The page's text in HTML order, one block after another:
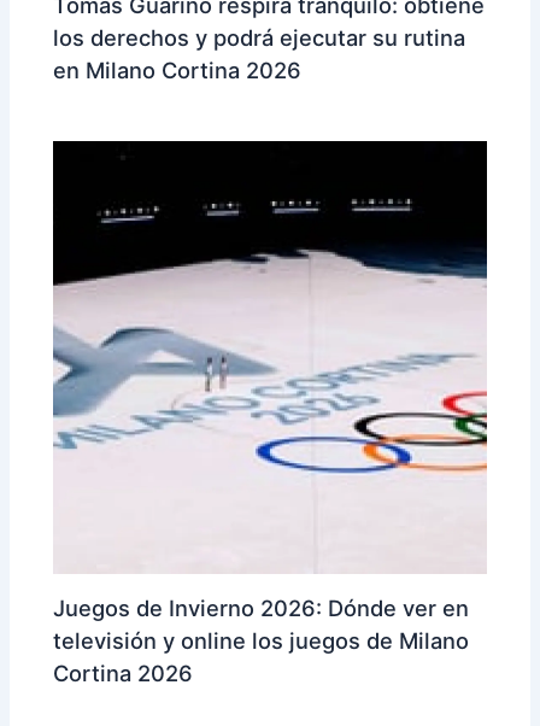
los derechos y podrá ejecutar su rutina
en Milano Cortina 2026
Juegos de Invierno 2026: Dónde ver en
televisión y online los juegos de Milano
Cortina 2026